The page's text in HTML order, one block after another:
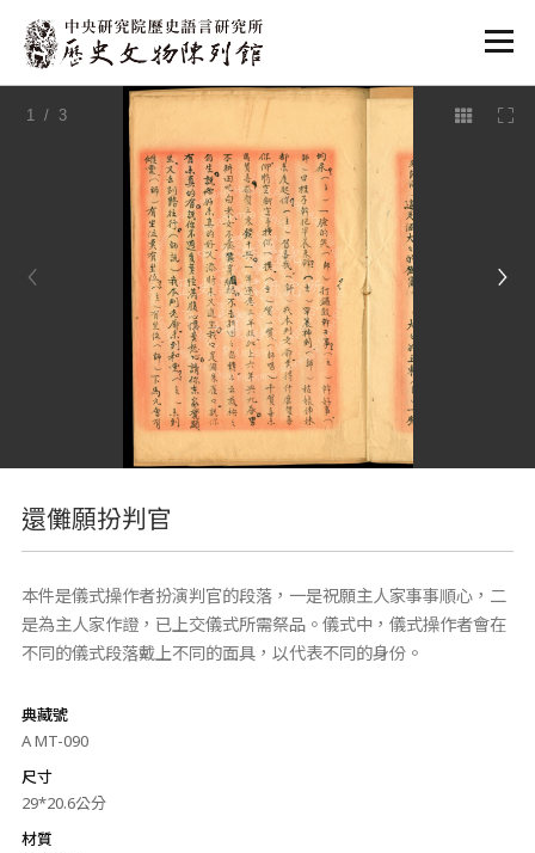
:::
1 / 3
還儺願扮判官
本件是儀式操作者扮演判官的段落，一是祝願主人家事事順心，二
是為主人家作證，已上交儀式所需祭品。儀式中，儀式操作者會在
不同的儀式段落戴上不同的面具，以代表不同的身份。
典藏號
A MT-090
尺寸
29*20.6公分
材質